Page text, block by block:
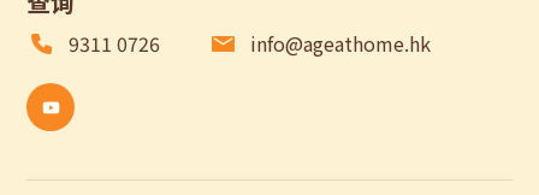
9311 0726 info@ageathome.hk